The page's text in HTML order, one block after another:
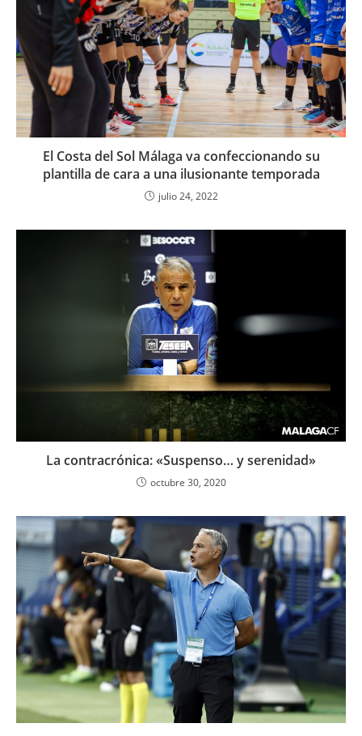
El Costa del Sol Málaga va confeccionando su
plantilla de cara a una ilusionante temporada
julio 24, 2022
La contracrónica: «Suspenso… y serenidad»
octubre 30, 2020